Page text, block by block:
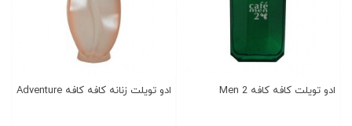
ادو تویلت کافه کافه Men 2 ادو تویلت زنانه کافه کافه Adventure